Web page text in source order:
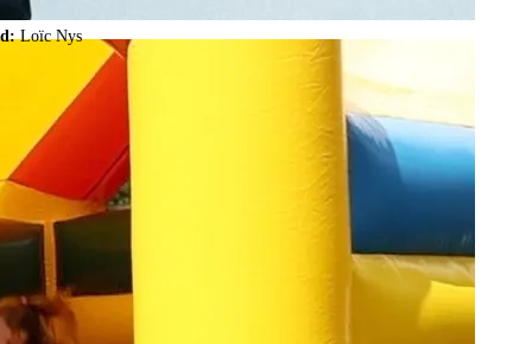
Loïc Nys